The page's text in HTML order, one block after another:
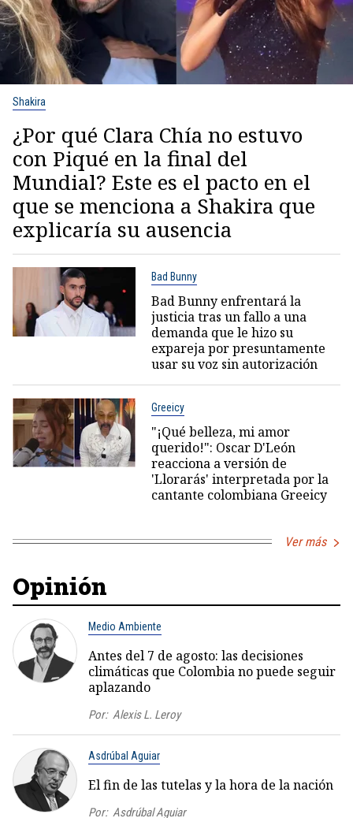
Shakira
¿Por qué Clara Chía no estuvo
con Piqué en la final del
Mundial? Este es el pacto en el
que se menciona a Shakira que
explicaría su ausencia
Bad Bunny
Bad Bunny enfrentará la
justicia tras un fallo a una
demanda que le hizo su
expareja por presuntamente
usar su voz sin autorización
Greeicy
"¡Qué belleza, mi amor
querido!": Oscar D'León
reacciona a versión de
'Llorarás' interpretada por la
cantante colombiana Greeicy
Ver más
Opinión
Medio Ambiente
Antes del 7 de agosto: las decisiones
climáticas que Colombia no puede seguir
aplazando
Por: Alexis L. Leroy
Asdrúbal Aguiar
El fin de las tutelas y la hora de la nación
Por: Asdrúbal Aguiar